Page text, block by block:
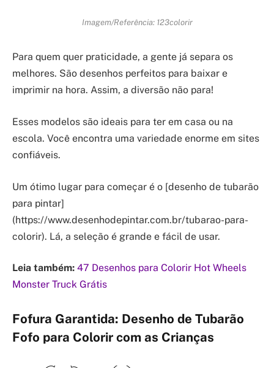
Imagem/Referência: 123colorir
Para quem quer praticidade, a gente já separa os
melhores. São desenhos perfeitos para baixar e
imprimir na hora. Assim, a diversão não para!
Esses modelos são ideais para ter em casa ou na
escola. Você encontra uma variedade enorme em sites
confiáveis.
Um ótimo lugar para começar é o [desenho de tubarão
para pintar]
(https://www.desenhodepintar.com.br/tubarao-para-
colorir). Lá, a seleção é grande e fácil de usar.
Leia também: 47 Desenhos para Colorir Hot Wheels
Monster Truck Grátis
Fofura Garantida: Desenho de Tubarão
Fofo para Colorir com as Crianças